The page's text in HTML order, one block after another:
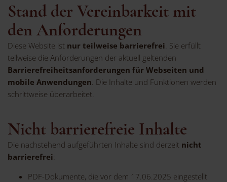
Stand der Vereinbarkeit mit
den Anforderungen
Diese Website ist nur teilweise barrierefrei . Sie erfüllt
teilweise die Anforderungen der aktuell geltenden
Barrierefreiheitsanforderungen für Webseiten und
mobile Anwendungen . Die Inhalte und Funktionen werden
schrittweise überarbeitet.
Nicht barrierefreie Inhalte
Die nachstehend aufgeführten Inhalte sind derzeit nicht
barrierefrei:
PDF-Dokumente, die vor dem 17.06.2025 eingestellt